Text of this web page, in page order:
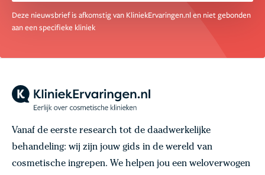
Deze nieuwsbrief is afkomstig van KliniekErvaringen.nl en niet gebonden
aan een specifieke kliniek
Vanaf de eerste research tot de daadwerkelijke
behandeling: wij zijn jouw gids in de wereld van
cosmetische ingrepen. We helpen jou een weloverwogen